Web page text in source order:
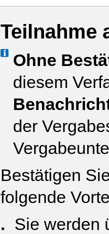
Teilnahme
Info
Ohne
diesem
der
Bestätigen
folgende
Sie werden